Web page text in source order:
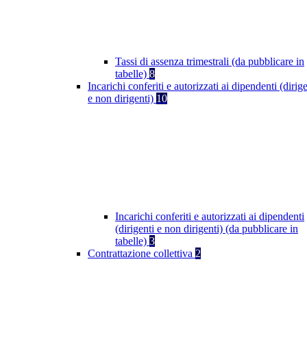
Tassi di assenza trimestrali (da pubblicare in
tabelle) 8
Incarichi conferiti e autorizzati ai dipendenti
e non dirigenti) 10
Incarichi conferiti e autorizzati ai dipendenti
(dirigenti e non dirigenti) (da pubblicare in
tabelle) 3
Contrattazione collettiva 2